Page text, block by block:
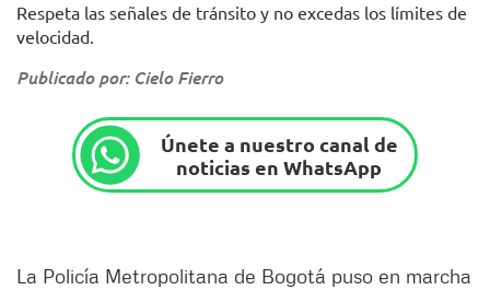
Respeta las señales de tránsito y no excedas los límites de
velocidad.
Publicado por: Cielo Fierro
Únete a nuestro canal de
noticias en WhatsApp
La Policía Metropolitana de Bogotá puso en marcha